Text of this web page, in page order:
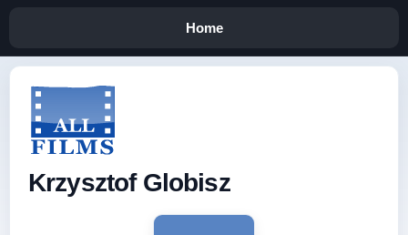
Home
Krzysztof Globisz